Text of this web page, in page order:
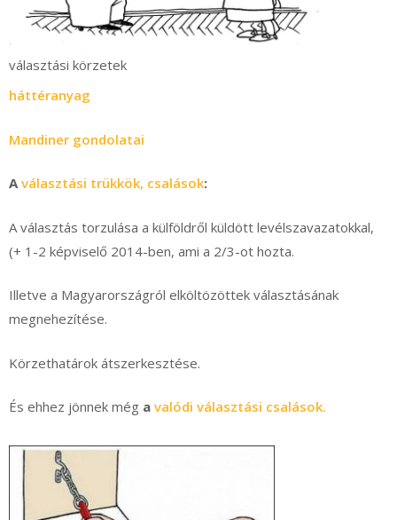
választási körzetek
háttéranyag
Mandiner gondolatai
Aválasztási trükkök, csalások:
A választás torzulása a külföldről küldött levélszavazatokkal,
(+ 1-2 képviselő 2014-ben, ami a 2/3-ot hozta.
Illetve a Magyarországról elköltözöttek választásának
megnehezítése.
Körzethatárok átszerkesztése.
És ehhez jönnek még a valódi választási csalások.